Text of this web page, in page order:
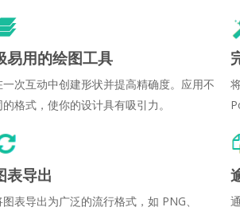
易用的绘图工具
一次互动中创建形状并提高精确度。应用不
的格式，使你的设计具有吸引力。
表导出
图表导出为广泛的流行格式，如 PNG、